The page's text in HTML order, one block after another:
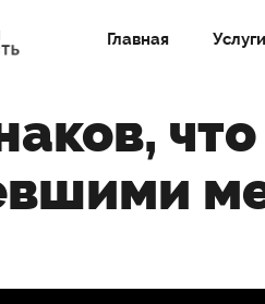
Главная Услуги